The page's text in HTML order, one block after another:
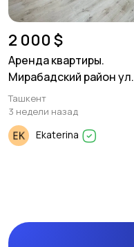
2 000 $
Аренда квартиры.
Мирабадский район ул.
Фидокор. 3/10/10. 110м²
Ташкент
3 недели назад
Ekaterina